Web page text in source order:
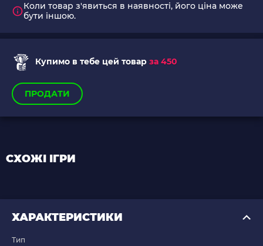
Коли товар з'явиться в наявності, його ціна може
бути іншою.
Купимо в тебе цей товар за 450
ПРОДАТИ
СХОЖІ ІГРИ
ХАРАКТЕРИСТИКИ
Тип